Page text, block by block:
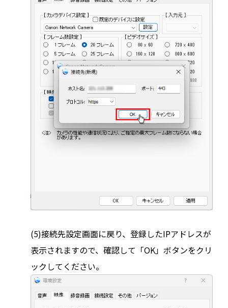
(5)接続先設定画面に戻り、登録したIPアドレスが
表示されますので、確認して「OK」ボタンをクリ
ックしてください。